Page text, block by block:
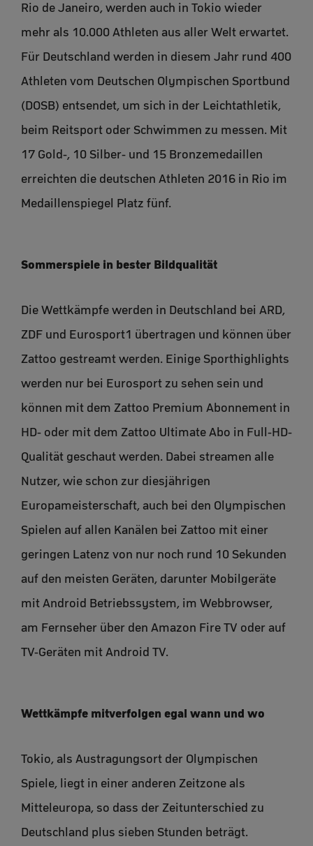
Rio de Janeiro, werden auch in Tokio wieder
mehr als 10.000 Athleten aus aller Welt erwartet.
Für Deutschland werden in diesem Jahr rund 400
Athleten vom Deutschen Olympischen Sportbund
(DOSB) entsendet, um sich in der Leichtathletik,
beim Reitsport oder Schwimmen zu messen. Mit
17 Gold-, 10 Silber- und 15 Bronzemedaillen
erreichten die deutschen Athleten 2016 in Rio im
Medaillenspiegel Platz fünf.
Sommerspiele in bester Bildqualität
Die Wettkämpfe werden in Deutschland bei ARD,
ZDF und Eurosport1 übertragen und können über
Zattoo gestreamt werden. Einige Sporthighlights
werden nur bei Eurosport zu sehen sein und
können mit dem Zattoo Premium Abonnement in
HD- oder mit dem Zattoo Ultimate Abo in Full-HD-
Qualität geschaut werden. Dabei streamen alle
Nutzer, wie schon zur diesjährigen
Europameisterschaft, auch bei den Olympischen
Spielen auf allen Kanälen bei Zattoo mit einer
geringen Latenz von nur noch rund 10 Sekunden
auf den meisten Geräten, darunter Mobilgeräte
mit Android Betriebssystem, im Webbrowser,
am Fernseher über den Amazon Fire TV oder auf
TV-Geräten mit Android TV.
Wettkämpfe mitverfolgen egal wann und wo
Tokio, als Austragungsort der Olympischen
Spiele, liegt in einer anderen Zeitzone als
Mitteleuropa, so dass der Zeitunterschied zu
Deutschland plus sieben Stunden beträgt.